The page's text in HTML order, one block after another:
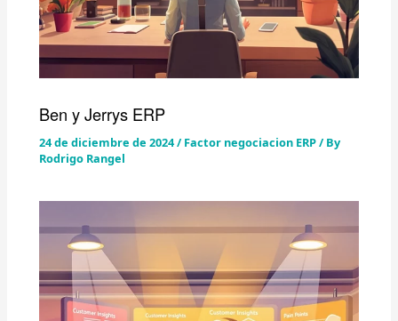
Ben y Jerrys ERP
24 de diciembre de 2024/ Factor negociacion ERP/ By
Rodrigo Rangel